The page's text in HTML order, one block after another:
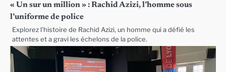
« Un sur un million » : Rachid Azizi, l’homme sous
l’uniforme de police
Explorez l’histoire de Rachid Azizi, un homme qui a défié les
attentes et a gravi les échelons de la police.